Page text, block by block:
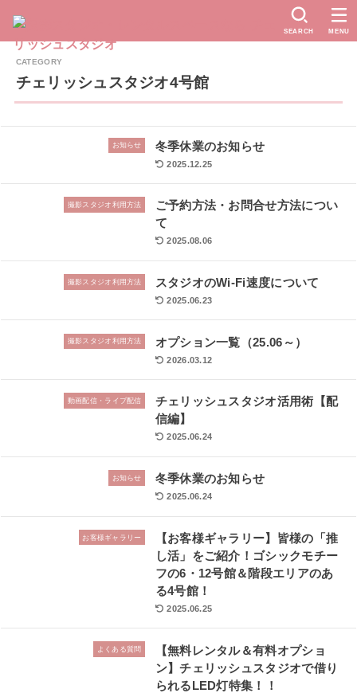
SEARCH MENU
チェリッシュスタジオ4号館
お知らせ 冬季休業のお知らせ
2025.12.25
撮影スタジオ利用方法
ご予約方法・お問合せ方法につい
て
2025.08.06
撮影スタジオ利用方法 スタジオのWi-Fi速度について
2025.06.23
撮影スタジオ利用方法 オプション一覧（25.06～）
2026.03.12
動画配信・ライブ配信
チェリッシュスタジオ活用術【配
信編】
2025.06.24
お知らせ 冬季休業のお知らせ
2025.06.24
お客様ギャラリー
【お客様ギャラリー】皆様の「推
し活」をご紹介！ゴシックモチー
フの6・12号館＆階段エリアのあ
る4号館！
2025.06.25
よくある質問
【無料レンタル＆有料オプショ
ン】チェリッシュスタジオで借り
られるLED灯特集！！